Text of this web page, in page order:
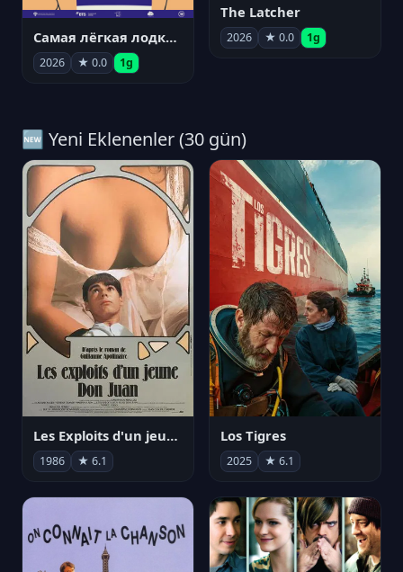
Самая лёгкая лодка в мире
2026 ★ 0.0 1g
The Latcher
2026 ★ 0.0 1g
🆕 Yeni Eklenenler (30 gün)
Les Exploits d'un jeune Don Juan
1986 ★ 6.1
Los Tigres
2025 ★ 6.1